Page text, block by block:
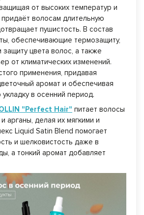
от высоких температур и
волосам длительную
пушистость. В состав
обеспечивающие термозащиту,
защиту цвета волос, а также
от климатических изменений.
применения, придавая
аромат и обеспечивая
укладку в осенний период.
"Perfect Hair" питает волосы
арганы, делая их мягкими и
Liquid Satin Blend помогает
и шелковистость даже в
а тонкий аромат добавляет